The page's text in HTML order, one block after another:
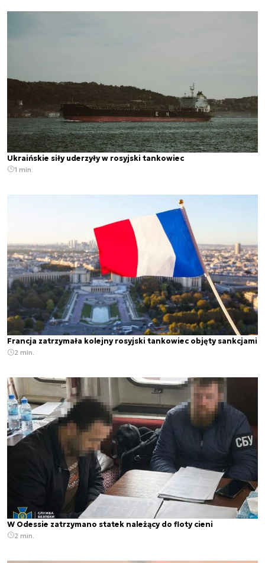
Ukraińskie siły uderzyły w rosyjski tankowiec
1 min.
Francja zatrzymała kolejny rosyjski tankowiec objęty sankcjami
2 min.
W Odessie zatrzymano statek należący do floty cieni
2 min.